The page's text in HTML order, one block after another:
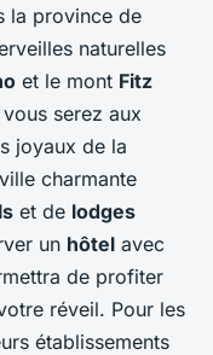
la province de
naturelles
et le mont Fitz
vous serez aux
joyaux de la
charmante
et de lodges
un hôtel avec
de profiter
réveil. Pour les
établissements